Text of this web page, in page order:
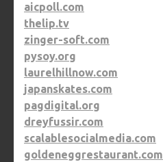
aicpoll.com
thelip.tv
zinger-soft.com
pysoy.org
laurelhillnow.com
japanskates.com
pagdigital.org
dreyfussir.com
scalablesocialmedia.com
goldeneggrestaurant.com